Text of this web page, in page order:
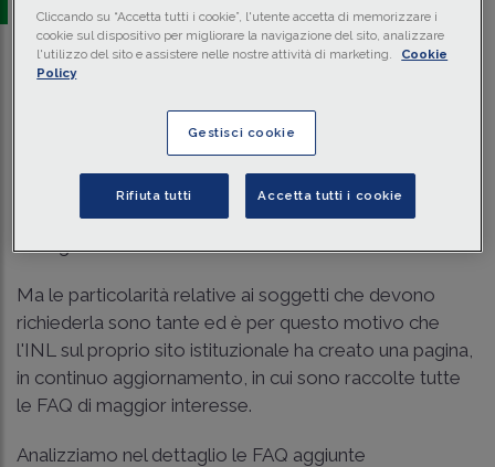
Traduci con IA
10 min.
patente a creditia breve compirà il primo anno di
impreseelavoratori autonomiper operare nei
cantinieri l'hanno ormai dovuta acquisire
Ma le particolarità relative ai soggetti che devono
richiederla sono tante ed è per questo motivo che
l'INL sul proprio sito istituzionale ha creato una pagina,
in continuo aggiornamento, in cui sono raccolte tutte
le FAQ di maggior interesse.
Analizziamo nel dettaglio le FAQ aggiunte
Cliccando su “Accetta tutti i cookie”, l'utente accetta di memorizzare i
cookie sul dispositivo per migliorare la navigazione del sito, analizzare
l'utilizzo del sito e assistere nelle nostre attività di marketing.
Cookie
Policy
Gestisci cookie
Rifiuta tutti Accetta tutti i cookie